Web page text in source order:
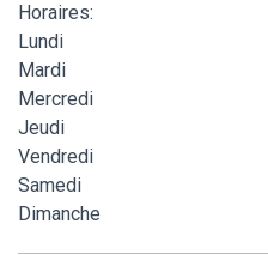
Horaires:
Lundi
Mardi
Mercredi
Jeudi
Vendredi
Samedi
Dimanche